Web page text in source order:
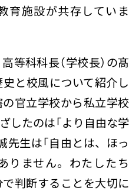
育施設が共存していま
等科科長（学校長）の髙
と校風について紹介し
官立学校から私立学校
したのは「より自由な学
先生は「自由とは、ほっ
りません。わたしたち
判断することを大切に